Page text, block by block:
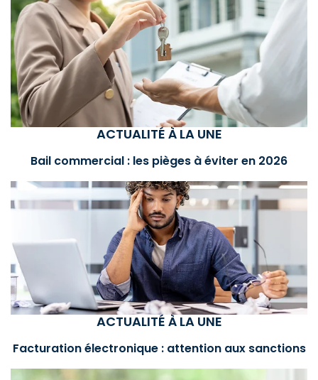
ACTUALITÉ À LA UNE
Bail commercial : les pièges à éviter en 2026
ACTUALITÉ À LA UNE
Facturation électronique : attention aux sanctions